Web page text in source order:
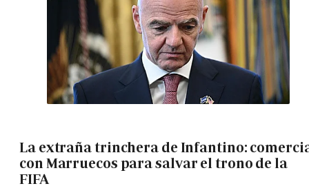
La extraña trinchera de Infantino:
con Marruecos para salvar el trono de la
FIFA